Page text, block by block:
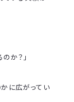
か？」
に広がってい